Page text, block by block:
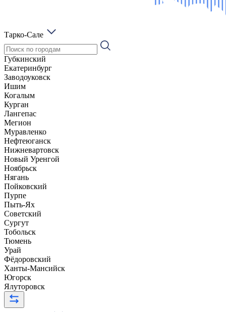
Тарко-Сале
Губкинский
Екатеринбург
Заводоуковск
Ишим
Когалым
Курган
Лангепас
Мегион
Муравленко
Нефтеюганск
Нижневартовск
Новый Уренгой
Ноябрьск
Нягань
Пойковский
Пурпе
Пыть-Ях
Советский
Сургут
Тобольск
Тюмень
Урай
Фёдоровский
Ханты-Мансийск
Югорск
Ялуторовск